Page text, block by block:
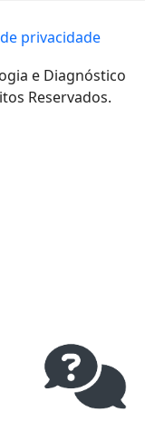
privacidade
e Diagnóstico
Reservados.